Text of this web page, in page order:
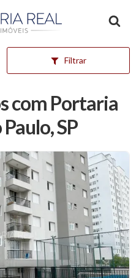
Filtrar
com Portaria
SP